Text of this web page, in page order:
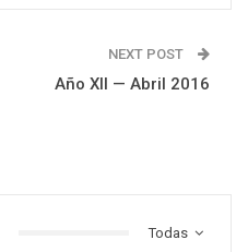
NEXT POST
Año XII — Abril 2016
Todas